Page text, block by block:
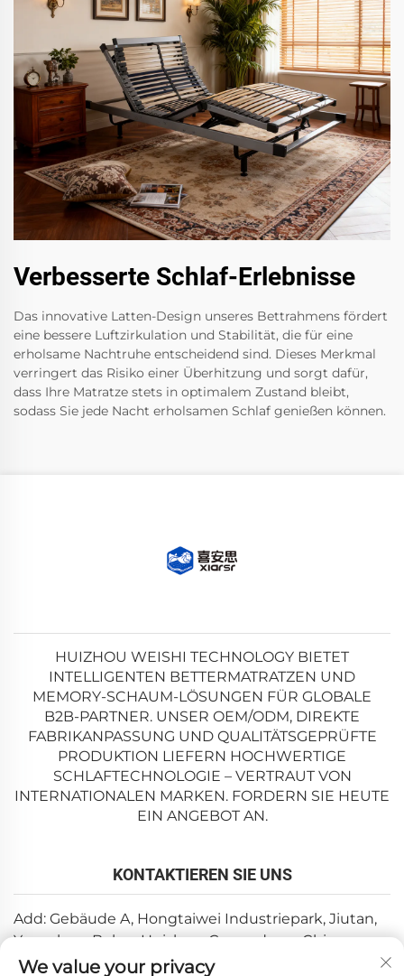
Verbesserte Schlaf-Erlebnisse
Das innovative Latten-Design unseres Bettrahmens fördert
eine bessere Luftzirkulation und Stabilität, die für eine
erholsame Nachtruhe entscheidend sind. Dieses Merkmal
verringert das Risiko einer Überhitzung und sorgt dafür,
dass Ihre Matratze stets in optimalem Zustand bleibt,
sodass Sie jede Nacht erholsamen Schlaf genießen können.
HUIZHOU WEISHI TECHNOLOGY BIETET
INTELLIGENTEN BETTERMATRATZEN UND
MEMORY-SCHAUM-LÖSUNGEN FÜR GLOBALE
B2B-PARTNER. UNSER OEM/ODM, DIREKTE
FABRIKANPASSUNG UND QUALITÄTSGEPRÜFTE
PRODUKTION LIEFERN HOCHWERTIGE
SCHLAFTECHNOLOGIE – VERTRAUT VON
INTERNATIONALEN MARKEN. FORDERN SIE HEUTE
EIN ANGEBOT AN.
KONTAKTIEREN SIE UNS
Add: Gebäude A, Hongtaiwei Industriepark, Jiutan,
Yuanzhou, Boluo, Huizhou, Guangdong, China
E-Mail:[email protected]
We value your privacy